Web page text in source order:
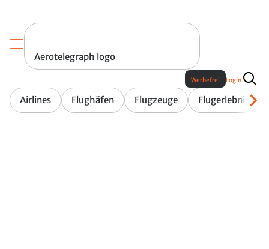
Aerotelegraph logo
Airlines Flughäfen Flugzeuge Flugerlebnis
Werbefrei Login